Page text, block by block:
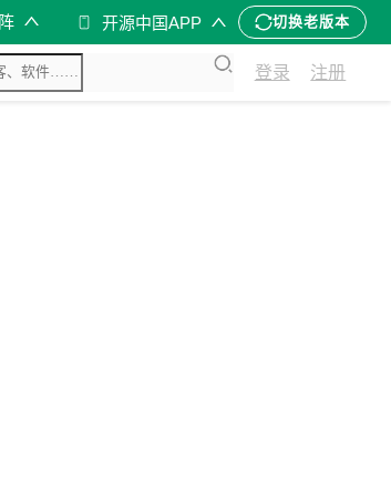
开源中国APP 切换老版本
登录 注册